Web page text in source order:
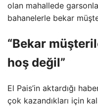
olan mahallede
bahanelerle bekar
“Bekar
hoş değil”
El Pais’in aktardığı
çok kazandıkları için